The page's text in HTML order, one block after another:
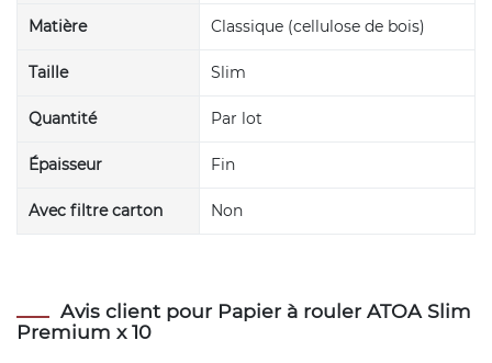
Matière Classique (cellulose de bois)
Taille Slim
Quantité Par lot
Épaisseur Fin
Avec filtre carton Non
Avis client pour Papier à rouler ATOA Slim
Premium x 10